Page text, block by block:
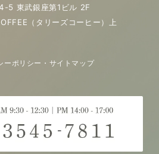
5 東武銀座第1ビル 2F
（タリーズコーヒー）上
ーポリシー・サイトマップ